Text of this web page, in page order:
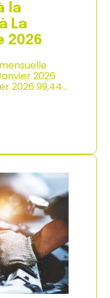
la
La
2026
2026
2026 99,44…